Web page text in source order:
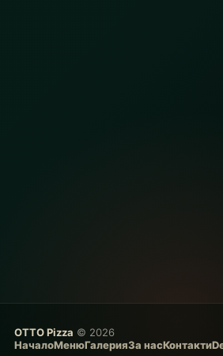
OTTO Pizza © 2026
НачалоМенюГалерияЗа насКонтакти